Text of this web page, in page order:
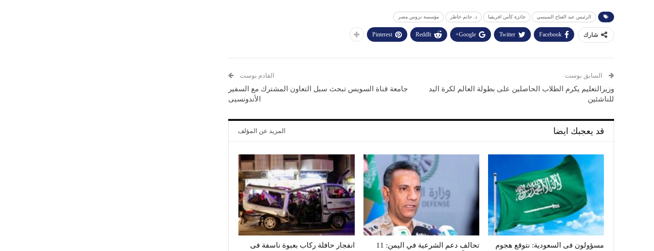
الرئيس عبد الفتاح السيسي جائزة كأس افريقيا د. حاتم خاطر مؤسسة تروس مصر
شارك Facebook
Twitter
Google+
ReddIt
Pinterest
السابق بوست
وزيرالتعليم يكرم الطلاب الحاصلين على بطولة العالم لكرة اليد
للناشئين
القادم بوست
جامعة قناة السويس تبحث سبل التعاون المشترك مع السفير
الأندونسيى
قد يعجبك ايضا المزيد عن المؤلف
مسؤولون فى السعودية: نتوقع هجوم
تحالف دعم الشرعية في اليمن: 11
انفجار حافلة ركاب بعبوة ناسفة فى